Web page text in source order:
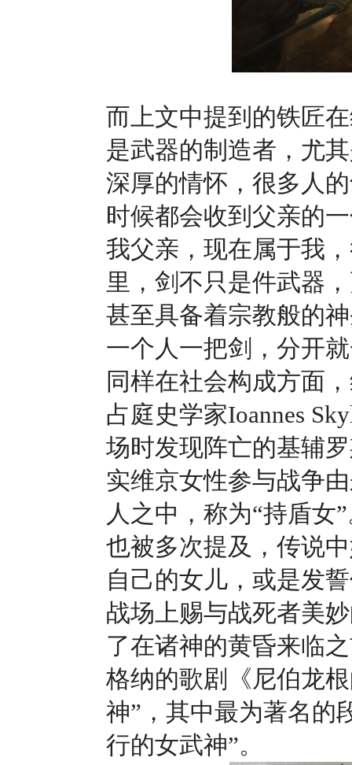
而上文中提到的铁匠
是武器的制造者，尤
深厚的情怀，很多人
时候都会收到父亲的
我父亲，现在属于我
里，剑不只是件武器
甚至具备着宗教般的
一个人一把剑，分开
同样在社会构成方面
占庭史学家Ioannes
场时发现阵亡的基辅
实维京女性参与战争
人之中，称为“持盾女
也被多次提及，传说
自己的女儿，或是发
战场上赐与战死者美
了在诸神的黄昏来临
格纳的歌剧《尼伯龙
神”，其中最为著名的
行的女武神”。